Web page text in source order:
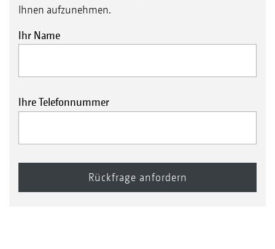
Ihnen aufzunehmen.
Ihr Name
Ihre Telefonnummer